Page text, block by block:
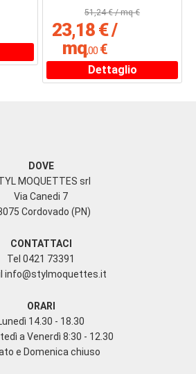
51,24 € / mq €
23,18 € /
mq,00 €
Dettaglio
DOVE
MOQUETTES srl
Via Canedi 7
Cordovado (PN)
CONTATTACI
Tel 0421 73391
info@stylmoquettes.it
ORARI
14.30 - 18.30
a Venerdì 8:30 - 12.30
e Domenica chiuso